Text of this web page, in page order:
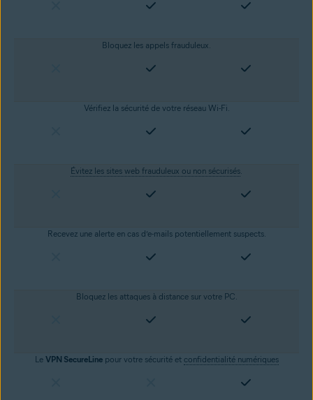
Bloquez les appels frauduleux.
Vérifiez la sécurité de votre réseau Wi-Fi.
Évitez les sites web frauduleux ou non sécurisés.
Recevez une alerte en cas d’e-mails potentiellement suspects.
Bloquez les attaques à distance sur votre PC.
Le VPN SecureLinepour votre sécurité et confidentialité numériques